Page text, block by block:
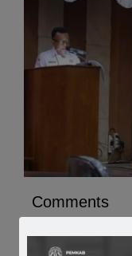
Comments
Share it :